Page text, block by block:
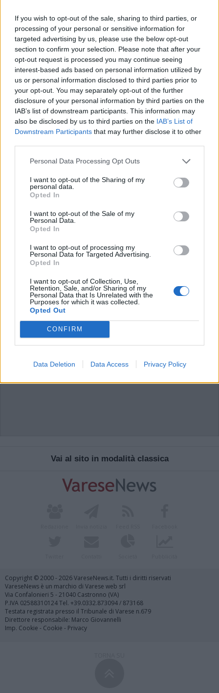
If you wish to opt-out of the sale, sharing to third parties, or
processing of your personal or sensitive information for
targeted advertising by us, please use the below opt-out
section to confirm your selection. Please note that after your
opt-out request is processed you may continue seeing
interest-based ads based on personal information utilized by
us or personal information disclosed to third parties prior to
your opt-out. You may separately opt-out of the further
disclosure of your personal information by third parties on the
IAB’s list of downstream participants. This information may
also be disclosed by us to third parties on the IAB’s List of
Downstream Participants that may further disclose it to other
Personal Data Processing Opt Outs
I want to opt-out of the Sharing of my
personal data.
Opted In
I want to opt-out of the Sale of my
Personal Data.
Opted In
I want to opt-out of processing my
Personal Data for Targeted Advertising.
Opted In
I want to opt-out of Collection, Use,
Retention, Sale, and/or Sharing of my
Personal Data that Is Unrelated with the
Purposes for which it was collected.
Opted Out
CONFIRM
Data Deletion Data Access Privacy Policy
Vota
ADV
Commenti
Accedioregistratiper commentare questo
di VareseNews.it, che rimane autonoma e indipendente. I messaggi inclusi nei
commenti non sono testi giornalistici, ma post inviati dai singoli lettori che
possono essere automaticamente pubblicati senza filtro preventivo. I commenti
che includano uno o più link a siti esterni verranno rimossi in automatico dal
ADV
Vai al sito in modalità classica
Copyright © 2000 - 2026 VareseNews.it. Tutti i diritti riservati
VareseNews è un marchio di Varese web srl
Via Confalonieri 5 - 21040 Castronno (VA)
P.IVA 02588310124 Tel. +39.0332.873094 / 873168
Testata registrata presso il Tribunale di Varese n.679
Direttore responsabile: Marco Giovannelli
Imp. Cookie - Cookie - Privacy